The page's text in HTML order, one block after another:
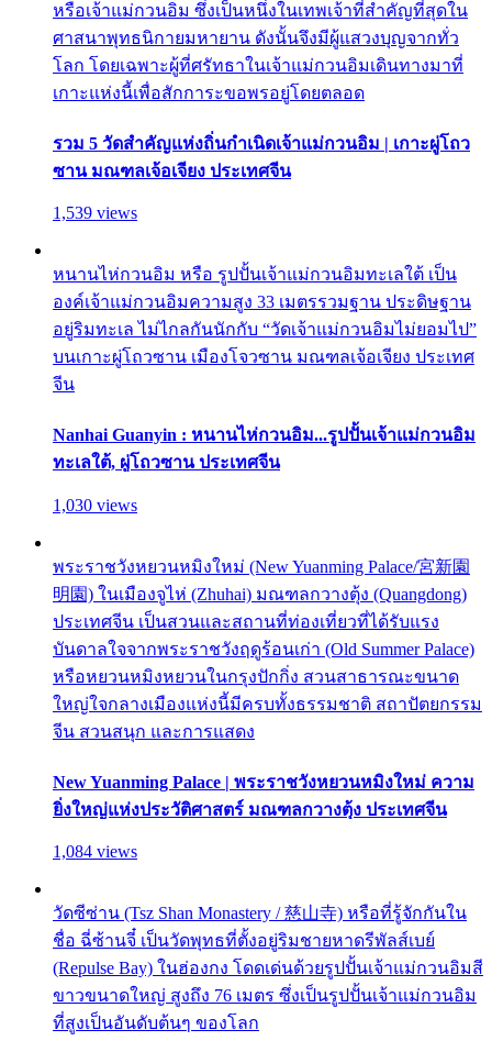
หรือเจ้าแม่กวนอิม ซึ่งเป็นหนึ่งในเทพเจ้าที่สำคัญที่สุดใน
ศาสนาพุทธนิกายมหายาน ดังนั้นจึงมีผู้แสวงบุญจากทั่ว
โลก โดยเฉพาะผู้ที่ศรัทธาในเจ้าแม่กวนอิมเดินทางมาที่
เกาะแห่งนี้เพื่อสักการะขอพรอยู่โดยตลอด
รวม 5 วัดสำคัญแห่งถิ่นกำเนิดเจ้าแม่กวนอิม | เกาะผู่โถว
ซาน มณฑลเจ้อเจียง ประเทศจีน
1,539 views
หนานไห่กวนอิม หรือ รูปปั้นเจ้าแม่กวนอิมทะเลใต้ เป็น
องค์เจ้าแม่กวนอิมความสูง 33 เมตรรวมฐาน ประดิษฐาน
อยู่ริมทะเล ไม่ไกลกันนักกับ “วัดเจ้าแม่กวนอิมไม่ยอมไป”
บนเกาะผู่โถวซาน เมืองโจวซาน มณฑลเจ้อเจียง ประเทศ
จีน
Nanhai Guanyin : หนานไห่กวนอิม...รูปปั้นเจ้าแม่กวนอิม
ทะเลใต้, ผู่โถวซาน ประเทศจีน
1,030 views
พระราชวังหยวนหมิงใหม่ (New Yuanming Palace/宮新園
明園) ในเมืองจูไห่ (Zhuhai) มณฑลกวางตุ้ง (Quangdong)
ประเทศจีน เป็นสวนและสถานที่ท่องเที่ยวที่ได้รับแรง
บันดาลใจจากพระราชวังฤดูร้อนเก่า (Old Summer Palace)
หรือหยวนหมิงหยวนในกรุงปักกิ่ง สวนสาธารณะขนาด
ใหญ่ใจกลางเมืองแห่งนี้มีครบทั้งธรรมชาติ สถาปัตยกรรม
จีน สวนสนุก และการแสดง
New Yuanming Palace | พระราชวังหยวนหมิงใหม่ ความ
ยิ่งใหญ่แห่งประวัติศาสตร์ มณฑลกวางตุ้ง ประเทศจีน
1,084 views
วัดซีซ่าน (Tsz Shan Monastery / 慈山寺) หรือที่รู้จักกันใน
ชื่อ ฉี่ซ้านจี๋ เป็นวัดพุทธที่ตั้งอยู่ริมชายหาดรีพัลส์เบย์
(Repulse Bay) ในฮ่องกง โดดเด่นด้วยรูปปั้นเจ้าแม่กวนอิมสี
ขาวขนาดใหญ่ สูงถึง 76 เมตร ซึ่งเป็นรูปปั้นเจ้าแม่กวนอิม
ที่สูงเป็นอันดับต้นๆ ของโลก